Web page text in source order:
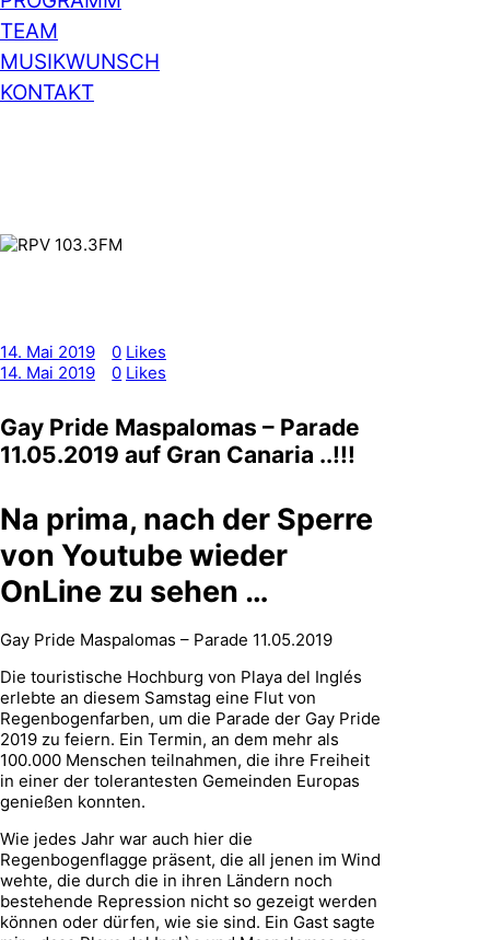
TEAM
MUSIKWUNSCH
KONTAKT
14. Mai 2019 0 Likes
14. Mai 2019
0 Likes
Gay Pride Maspalomas – Parade
11.05.2019 auf Gran Canaria ..!!!
Na prima, nach der Sperre
von Youtube wieder
OnLine zu sehen …
Gay Pride Maspalomas – Parade 11.05.2019
Die touristische Hochburg von Playa del Inglés
erlebte an diesem Samstag eine Flut von
Regenbogenfarben, um die Parade der Gay Pride
2019 zu feiern. Ein Termin, an dem mehr als
100.000 Menschen teilnahmen, die ihre Freiheit
in einer der tolerantesten Gemeinden Europas
genießen konnten.
Wie jedes Jahr war auch hier die
Regenbogenflagge präsent, die all jenen im Wind
wehte, die durch die in ihren Ländern noch
bestehende Repression nicht so gezeigt werden
können oder dürfen, wie sie sind. Ein Gast sagte